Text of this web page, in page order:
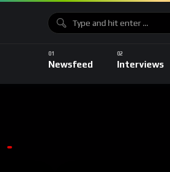
Newsfeed Interviews